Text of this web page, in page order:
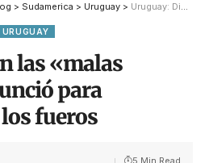
> Sudamerica > Uruguay > Uruguay: Dicen las «malas lenguas»: renunció para ampararse en los fueros
URUGUAY
las «malas
para
fueros
5 Min Read